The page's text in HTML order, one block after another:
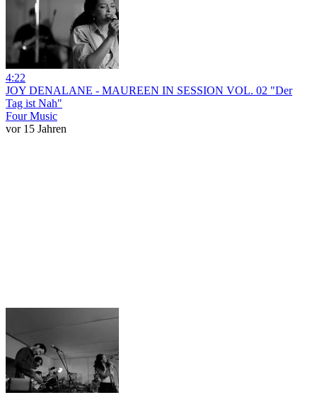
4:22
JOY DENALANE - MAUREEN IN SESSION VOL. 02 "Der
Tag ist Nah"
Four Music
vor 15 Jahren